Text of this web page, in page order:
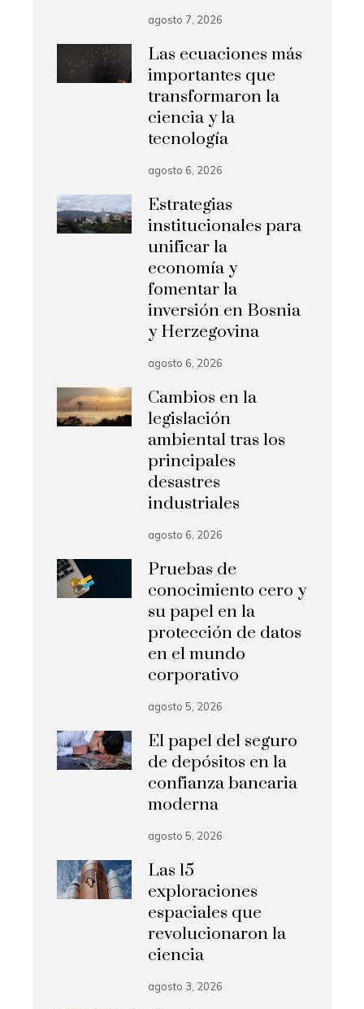
agosto 7, 2026
Las ecuaciones más
importantes que
transformaron la
ciencia y la
tecnología
agosto 6, 2026
Estrategias
institucionales para
unificar la
economía y
fomentar la
inversión en Bosnia
y Herzegovina
agosto 6, 2026
Cambios en la
legislación
ambiental tras los
principales
desastres
industriales
agosto 6, 2026
Pruebas de
conocimiento cero y
su papel en la
protección de datos
en el mundo
corporativo
agosto 5, 2026
El papel del seguro
de depósitos en la
confianza bancaria
moderna
agosto 5, 2026
Las 15
exploraciones
espaciales que
revolucionaron la
ciencia
agosto 3, 2026